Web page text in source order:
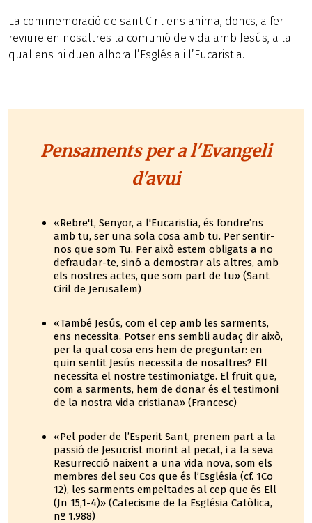
La commemoració de sant Ciril ens anima, doncs, a fer
reviure en nosaltres la comunió de vida amb Jesús, a la
qual ens hi duen alhora l’Església i l’Eucaristia.
Pensaments per a l'Evangeli
d'avui
«Rebre't, Senyor, a l'Eucaristia, és fondre’ns
amb tu, ser una sola cosa amb tu. Per sentir-
nos que som Tu. Per això estem obligats a no
defraudar-te, sinó a demostrar als altres, amb
els nostres actes, que som part de tu» (Sant
Ciril de Jerusalem)
«També Jesús, com el cep amb les sarments,
ens necessita. Potser ens sembli audaç dir això,
per la qual cosa ens hem de preguntar: en
quin sentit Jesús necessita de nosaltres? Ell
necessita el nostre testimoniatge. El fruit que,
com a sarments, hem de donar és el testimoni
de la nostra vida cristiana» (Francesc)
«Pel poder de l’Esperit Sant, prenem part a la
passió de Jesucrist morint al pecat, i a la seva
Resurrecció naixent a una vida nova, som els
membres del seu Cos que és l’Església (cf. 1Co
12), les sarments empeltades al cep que és Ell
(Jn 15,1-4)» (Catecisme de la Església Catòlica,
nº 1.988)